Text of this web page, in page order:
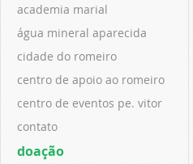
academia marial
água mineral aparecida
cidade do romeiro
centro de apoio ao romeiro
centro de eventos pe. vitor
contato
doação